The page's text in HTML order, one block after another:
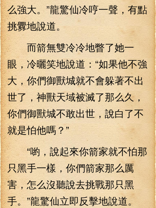
么強大。”龍驚仙冷哼一聲，有點
挑釁地說道。
而箭無雙冷冷地瞥了她一
眼，冷曬笑地說道：“如果他不強
大，你們御獸城就不會躲著不出
世了，神獸天域被滅了那么久，
你們御獸城不敢出世，說白了不
就是怕他嗎？”
“喲，說起來你箭家就不怕那
只黑手一樣，你們箭家那么厲
害，怎么沒聽說去挑戰那只黑
手。”龍驚仙立即反擊地說道。